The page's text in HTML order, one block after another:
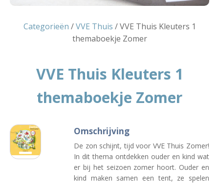
Categorieën /VVE Thuis / VVE Thuis Kleuters 1
themaboekje Zomer
VVE Thuis Kleuters 1
themaboekje Zomer
Omschrijving
De zon schijnt, tijd voor VVE Thuis Zomer!
In dit thema ontdekken ouder en kind wat
er bij het seizoen zomer hoort. Ouder en
kind maken samen een tent, ze spelen